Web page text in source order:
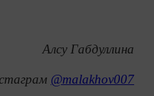
Алсу Габдуллина
@malakhov007